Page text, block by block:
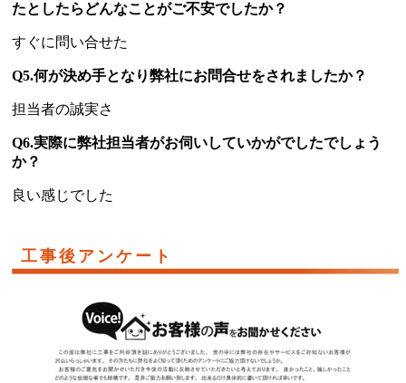
たとしたらどんなことがご不安でしたか？
すぐに問い合せた
Q5.何が決め手となり弊社にお問合せをされましたか？
担当者の誠実さ
Q6.実際に弊社担当者がお伺いしていかがでしたでしょう
か？
良い感じでした
工事後アンケート